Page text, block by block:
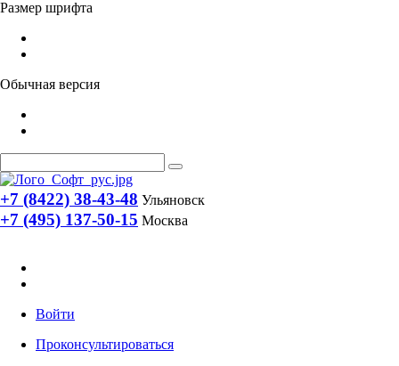
Размер шрифта
Обычная версия
+7 (8422) 38-43-48 Ульяновск
+7 (495) 137-50-15 Москва
Войти
Проконсультироваться